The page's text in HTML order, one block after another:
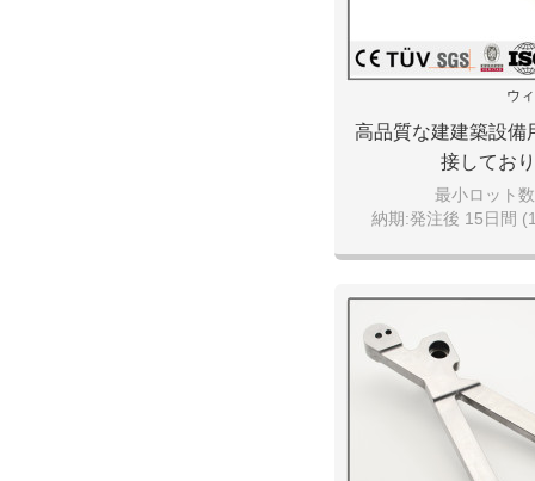
ウ
高品質な建建築設備
接してお
最小ロット
納期:発注後 15日間
支払い条件: T/T、